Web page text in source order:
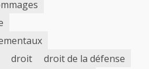
droit
droit de la défense